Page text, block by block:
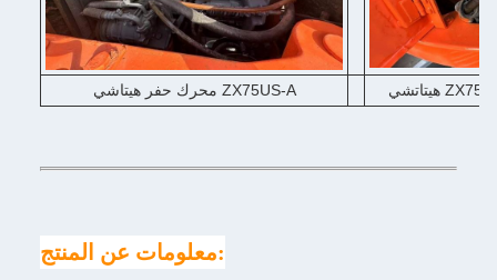
محرك حفر هيتاشي ZX75US-A
معلومات عن المنتج: